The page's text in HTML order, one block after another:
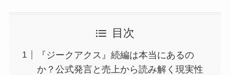
目次
『ジークアクス』続編は本当にあるの
か？公式発言と売上から読み解く現実性